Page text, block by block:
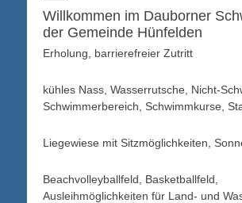
Willkommen im Dauborner
der Gemeinde Hünfelden
Erholung, barrierefreier Zutritt
kühles Nass, Wasserrutsche, Nicht-
Schwimmerbereich, Schwimmkurse,
Liegewiese mit Sitzmöglichkeiten,
Beachvolleyballfeld, Basketballfeld,
Ausleihmöglichkeiten für Land- und